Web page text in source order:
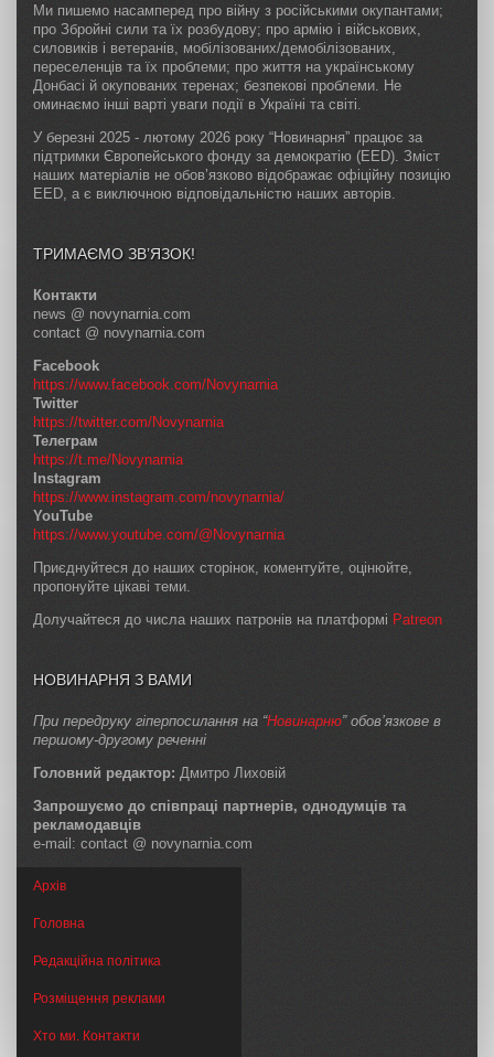
Ми пишемо насамперед про війну з російськими окупантами;
про Збройні сили та їх розбудову; про армію і військових,
силовиків і ветеранів, мобілізованих/демобілізованих,
переселенців та їх проблеми; про життя на українському
Донбасі й окупованих теренах; безпекові проблеми. Не
оминаємо інші варті уваги події в Україні та світі.
У березні 2025 - лютому 2026 року “Новинарня” працює за
підтримки Європейського фонду за демократію (EED). Зміст
наших матеріалів не обов’язково відображає офіційну позицію
EED, а є виключною відповідальністю наших авторів.
ТРИМАЄМО ЗВ’ЯЗОК!
Контакти
news @ novynarnia.com
contact @ novynarnia.com
Facebook
https://www.facebook.com/Novynarnia
Twitter
https://twitter.com/Novynarnia
Телеграм
https://t.me/Novynarnia
Instagram
https://www.instagram.com/novynarnia/
YouTube
https://www.youtube.com/@Novynarnia
Приєднуйтеся до наших сторінок, коментуйте, оцінюйте,
пропонуйте цікаві теми.
Долучайтеся до числа наших патронів на платформі Patreon
НОВИНАРНЯ З ВАМИ
При передруку гіперпосилання на “Новинарню” обов’язкове в
першому-другому реченні
Головний редактор: Дмитро Лиховій
Запрошуємо до співпраці партнерів, однодумців та
рекламодавців
e-mail: contact @ novynarnia.com
Архів
Головна
Редакційна політика
Розміщення реклами
Хто ми. Контакти